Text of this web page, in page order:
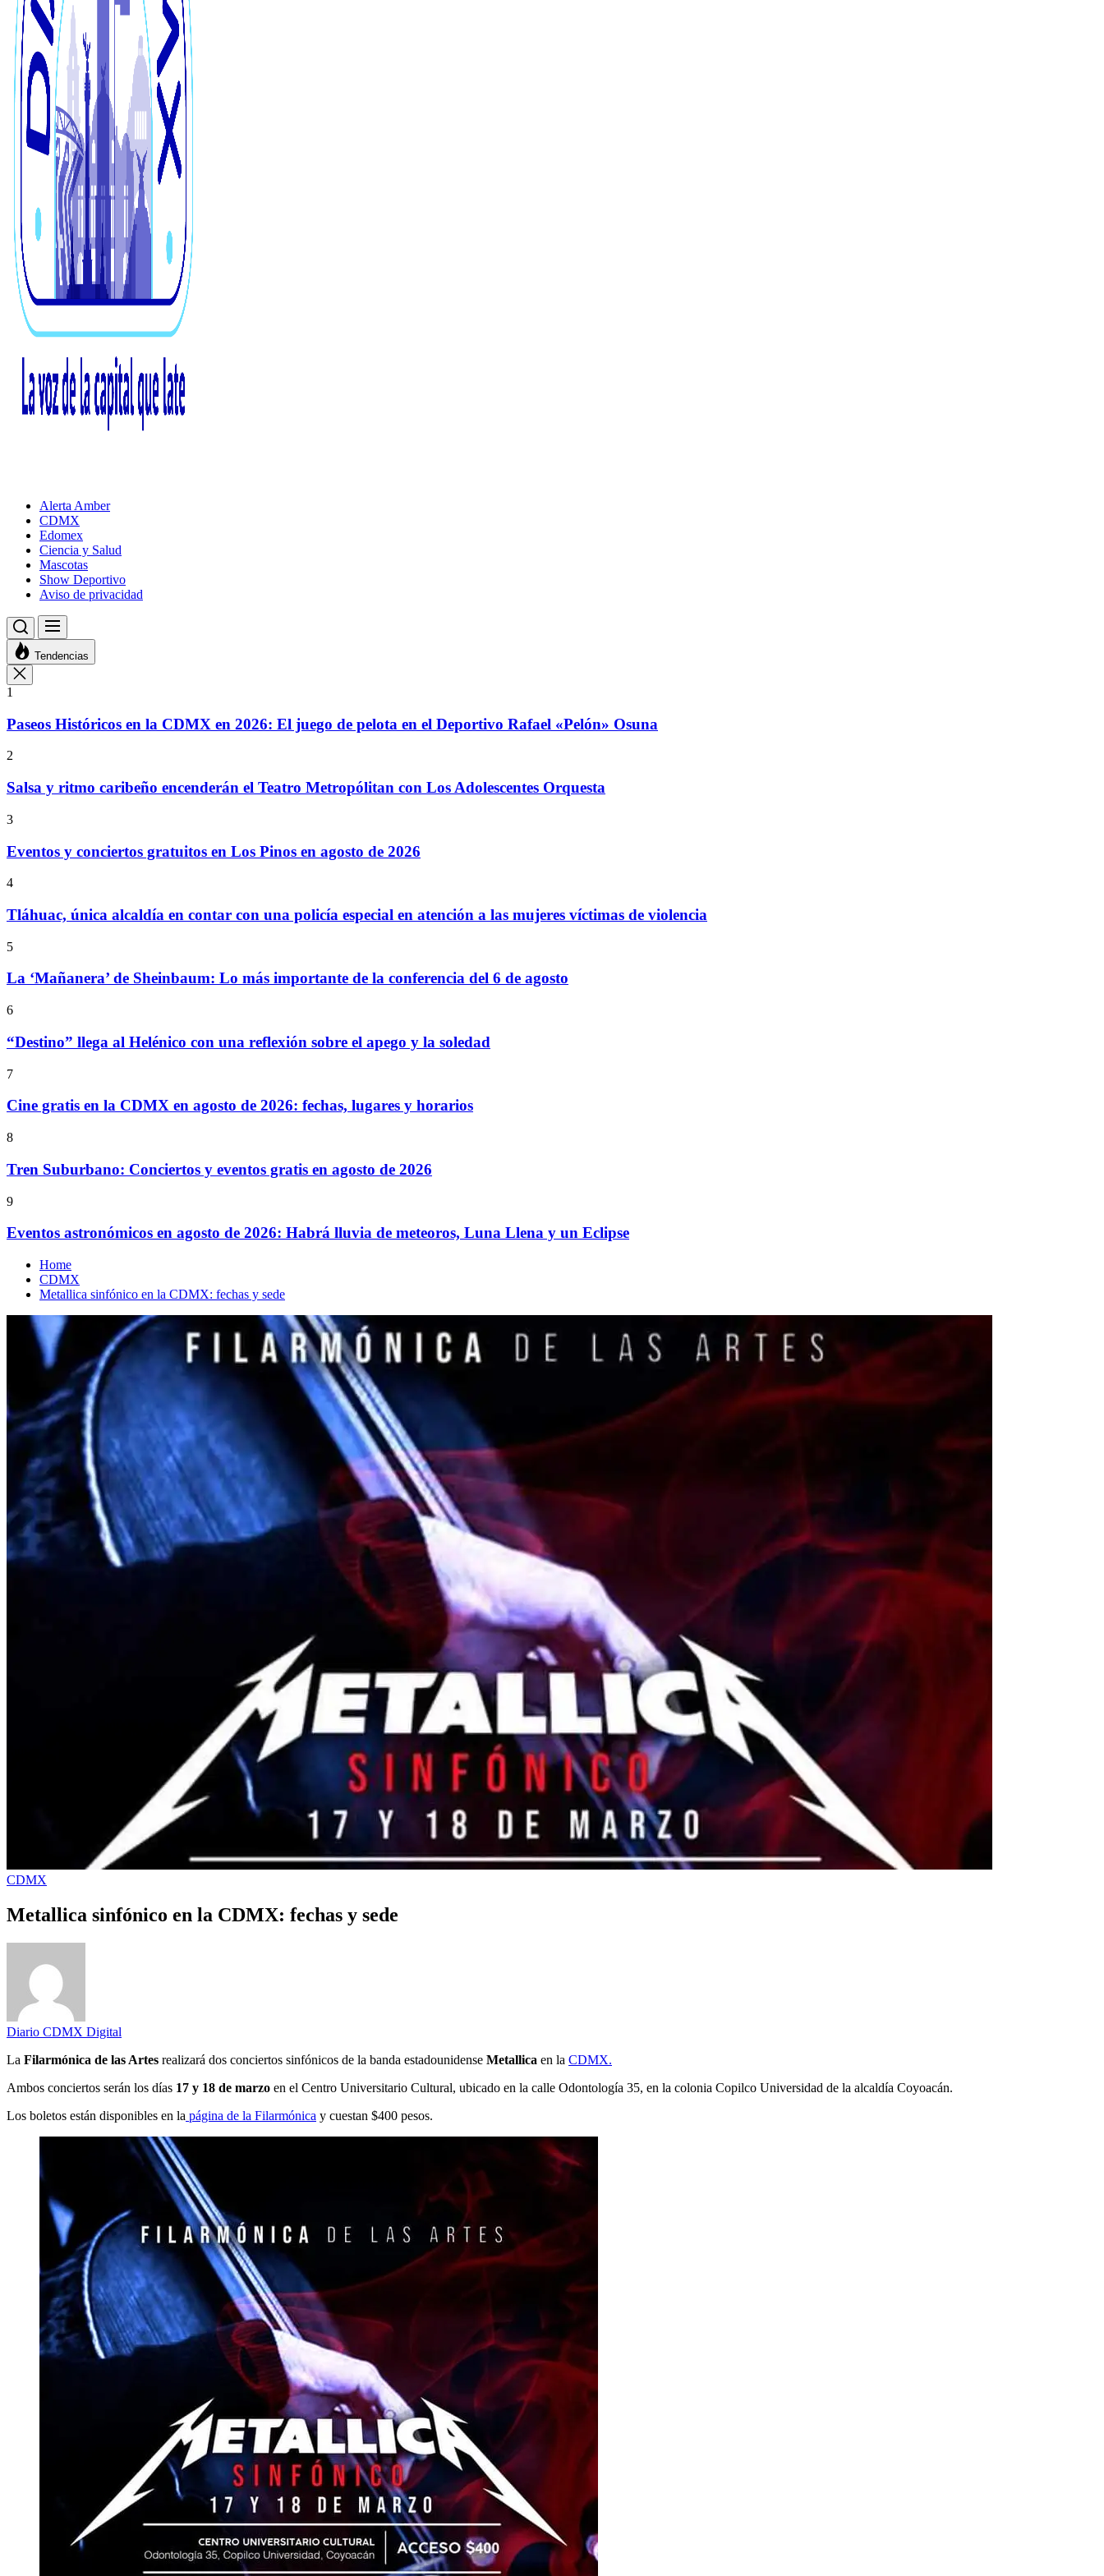
Alerta Amber
CDMX
Edomex
Ciencia y Salud
Mascotas
Show Deportivo
Aviso de privacidad
Tendencias
1
Paseos Históricos en la CDMX en 2026: El juego de pelota en el Deportivo Rafael «Pelón» Osuna
2
Salsa y ritmo caribeño encenderán el Teatro Metropólitan con Los Adolescentes Orquesta
3
Eventos y conciertos gratuitos en Los Pinos en agosto de 2026
4
Tláhuac, única alcaldía en contar con una policía especial en atención a las mujeres víctimas de violencia
5
La ‘Mañanera’ de Sheinbaum: Lo más importante de la conferencia del 6 de agosto
6
“Destino” llega al Helénico con una reflexión sobre el apego y la soledad
7
Cine gratis en la CDMX en agosto de 2026: fechas, lugares y horarios
8
Tren Suburbano: Conciertos y eventos gratis en agosto de 2026
9
Eventos astronómicos en agosto de 2026: Habrá lluvia de meteoros, Luna Llena y un Eclipse
Home
CDMX
Metallica sinfónico en la CDMX: fechas y sede
CDMX
Metallica sinfónico en la CDMX: fechas y sede
Diario CDMX Digital
La Filarmónica de las Artes realizará dos conciertos sinfónicos de la banda estadounidense Metallica en la CDMX.
Ambos conciertos serán los días 17 y 18 de marzo en el Centro Universitario Cultural, ubicado en la calle Odontología 35, en la colonia Copilco Universidad de la alcaldía Coyoacán.
Los boletos están disponibles en la página de la Filarmónica y cuestan $400 pesos.